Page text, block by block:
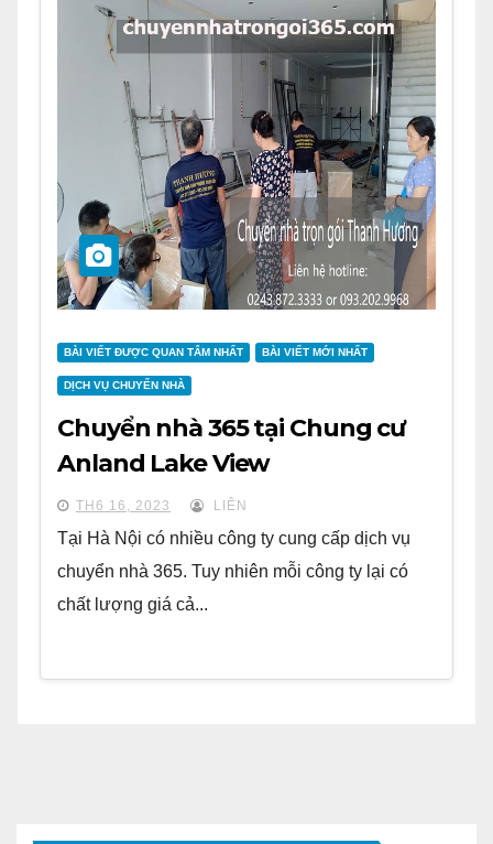
BÀI VIẾT ĐƯỢC QUAN TÂM NHẤT BÀI VIẾT MỚI NHẤT
DỊCH VỤ CHUYỂN NHÀ
Chuyển nhà 365 tại Chung cư
Anland Lake View
TH6 16, 2023 LIÊN
Tại Hà Nội có nhiều công ty cung cấp dịch vụ
chuyển nhà 365. Tuy nhiên mỗi công ty lại có
chất lượng giá cả...